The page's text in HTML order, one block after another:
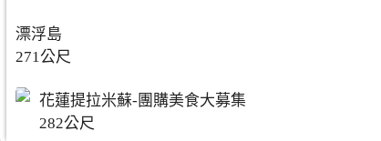
漂浮島
271公尺
花蓮提拉米蘇-團購美食大募集
282公尺